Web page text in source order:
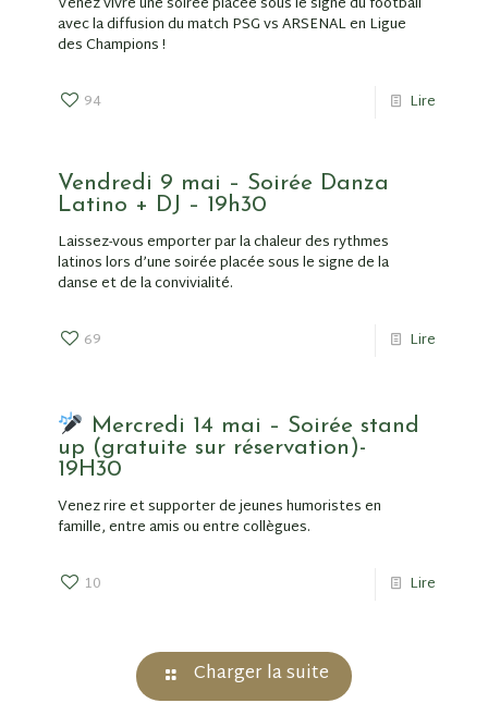
avec la diffusion du match PSG vs ARSENAL en Ligue
des Champions !
94 Lire
Vendredi 9 mai – Soirée Danza
Latino + DJ – 19h30
Laissez-vous emporter par la chaleur des rythmes
latinos lors d’une soirée placée sous le signe de la
danse et de la convivialité.
69 Lire
Mercredi 14 mai – Soirée stand
up (gratuite sur réservation)-
19H30
Venez rire et supporter de jeunes humoristes en
famille, entre amis ou entre collègues.
10 Lire
Charger la suite